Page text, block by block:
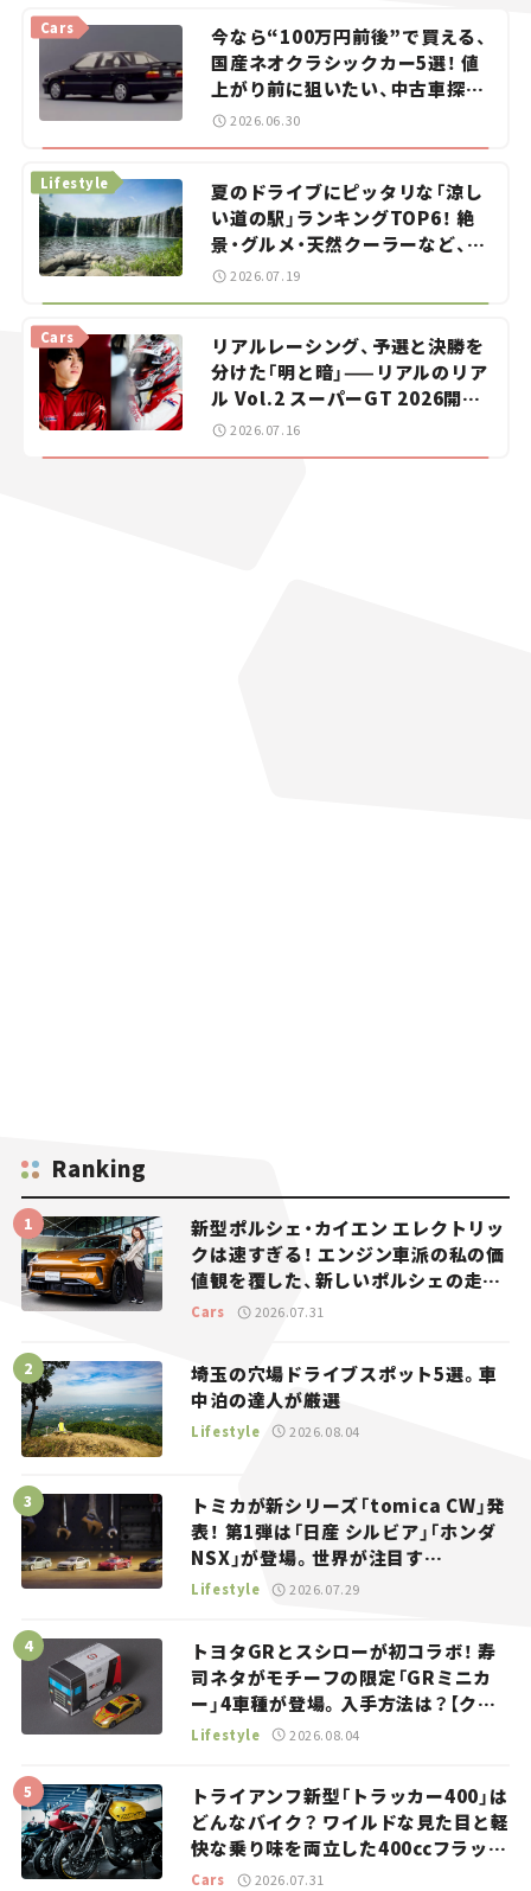
今なら“100万円前後”で買える、
国産ネオクラシックカー5選！ 値
上がり前に狙いたい、中古車探し
をお手伝い――ちょっとイケてるマ
イカー選び #02
Cars
2026.06.30
夏のドライブにピッタリな「涼し
い道の駅」ランキングTOP6！ 絶
景・グルメ・天然クーラーなど、避
暑におすすめのスポットを紹介
Lifestyle
2026.07.19
リアルレーシング、予選と決勝を
分けた「明と暗」——リアルのリア
ル Vol.2 スーパーGT 2026開幕
戦 岡山国際サーキット
Cars
2026.07.16
Ranking
新型ポルシェ・カイエン エレクトリッ
クは速すぎる！ エンジン車派の私の価
値観を覆した、新しいポルシェの走
り。
Cars 2026.07.31
埼玉の穴場ドライブスポット5選。車
中泊の達人が厳選
Lifestyle 2026.08.04
トミカが新シリーズ「tomica CW」発
表！ 第1弾は「日産 シルビア」「ホンダ
NSX」が登場。世界が注目す
る“JDM”に焦点【クルマとホビー】
Lifestyle 2026.07.29
トヨタGRとスシローが初コラボ！ 寿
司ネタがモチーフの限定「GRミニカ
ー」4車種が登場。入手方法は？【クル
マとホビー】
Lifestyle 2026.08.04
トライアンフ新型「トラッカー400」は
どんなバイク？ ワイルドな見た目と軽
快な乗り味を両立した400ccフラット
トラッカー【試乗レビュー】
Cars 2026.07.31